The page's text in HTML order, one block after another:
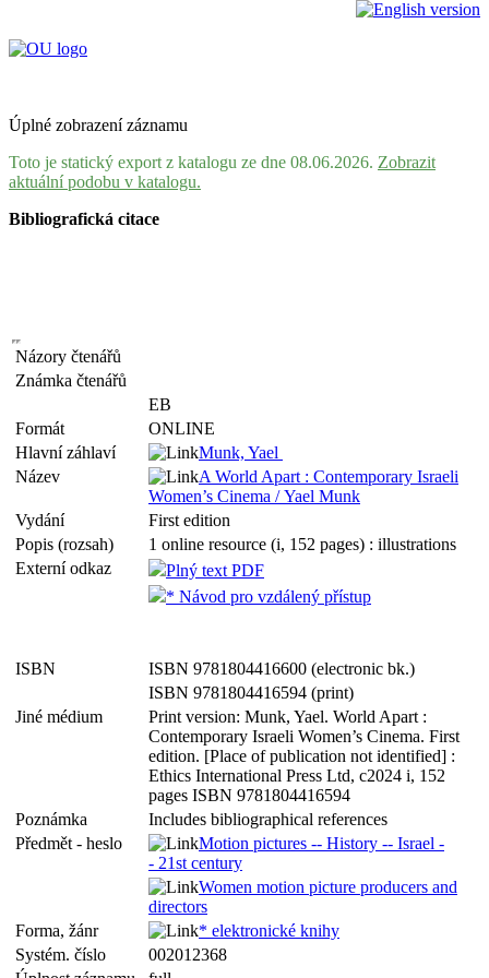
Úplné zobrazení záznamu
Toto je statický export z katalogu ze dne 08.06.2026. Zobrazit
aktuální podobu v katalogu.
Bibliografická citace
Názory čtenářů
Známka čtenářů
EB
Formát
ONLINE
Hlavní záhlaví
Munk, Yael
Název
A World Apart : Contemporary Israeli
Women’s Cinema / Yael Munk
Vydání
First edition
Popis (rozsah)
1 online resource (i, 152 pages) : illustrations
Externí odkaz
Plný text PDF
* Návod pro vzdálený přístup
ISBN
ISBN 9781804416600 (electronic bk.)
ISBN 9781804416594 (print)
Jiné médium
Print version: Munk, Yael. World Apart :
Contemporary Israeli Women’s Cinema. First
edition. [Place of publication not identified] :
Ethics International Press Ltd, c2024 i, 152
pages ISBN 9781804416594
Poznámka
Includes bibliographical references
Předmět - heslo
Motion pictures -- History -- Israel -
- 21st century
Women motion picture producers and
directors
Forma, žánr
* elektronické knihy
Systém. číslo
002012368